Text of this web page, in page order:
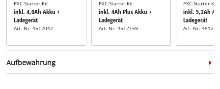
PXC-Starter-Kit
inkl. 4,0Ah Akku +
Ladegerät
Art.-Nr: 4512042
PXC-Starter-Kit
inkl. 4Ah Plus Akku +
Ladegerät
Art.-Nr: 4512159
PXC-Starter-Kit
inkl. 5,2Ah
Ladegerät
Art.-Nr:
Aufbewahrung